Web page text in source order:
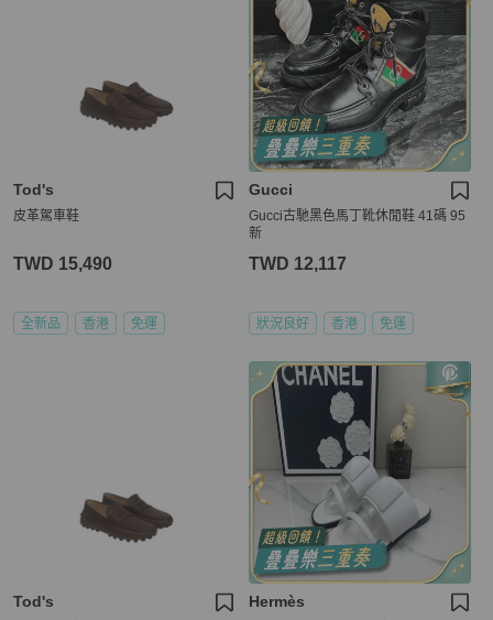
Tod's
皮革駕車鞋
TWD 15,490
全新品 香港 免運
Gucci
Gucci古馳黑色馬丁靴休閒鞋 41碼 95
新
TWD 12,117
狀況良好 香港 免運
Tod's Hermès